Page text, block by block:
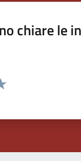
chiare le